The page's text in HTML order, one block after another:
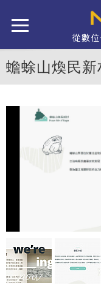
從數
蟾蜍山煥民新